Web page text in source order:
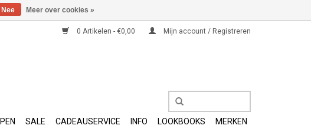
0 Artikelen - €0,00 Mijn account / Registreren
SALE CADEAUSERVICE INFO LOOKBOOKS MERKEN
Nee Meer over cookies »